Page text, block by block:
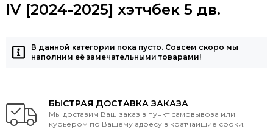
IV [2024-2025] хэтчбек 5 дв.
В данной категории пока пусто. Совсем скоро мы
наполним её замечательными товарами!
БЫСТРАЯ ДОСТАВКА ЗАКАЗА
Мы доставим Ваш заказ в пункт самовывоза или
курьером по Вашему адресу в кратчайшие сроки.